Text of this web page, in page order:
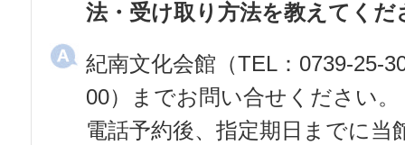
法・受け取り方法を教えてくだ
紀南文化会館（TEL：0739-25-
00）までお問い合せください。
電話予約後、指定期日までに